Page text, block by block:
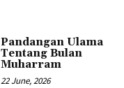
Pandangan Ulama
Tentang Bulan
Muharram
22 June, 2026